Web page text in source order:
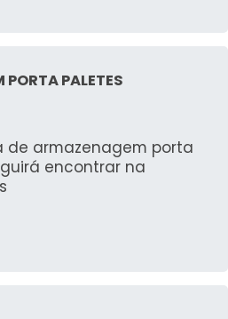
PORTA PALETES
de armazenagem porta
encontrar na